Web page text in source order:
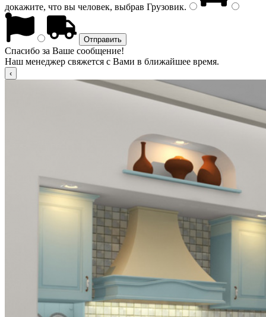
докажите, что вы человек, выбрав Грузовик.
Спасибо за Ваше сообщение!
Наш менеджер свяжется с Вами в ближайшее время.